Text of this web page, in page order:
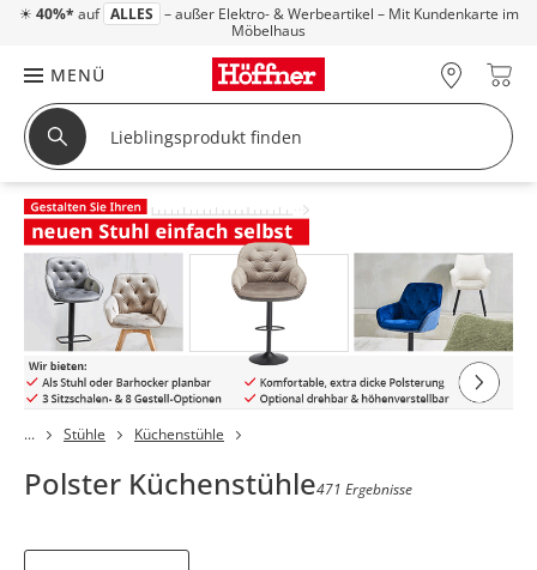
☀ 40%* auf ALLES – außer Elektro- & Werbeartikel – Mit Kundenkarte im
Möbelhaus
MENÜ
Stühle Küchenstühle
Polster Küchenstühle471 Ergebnisse